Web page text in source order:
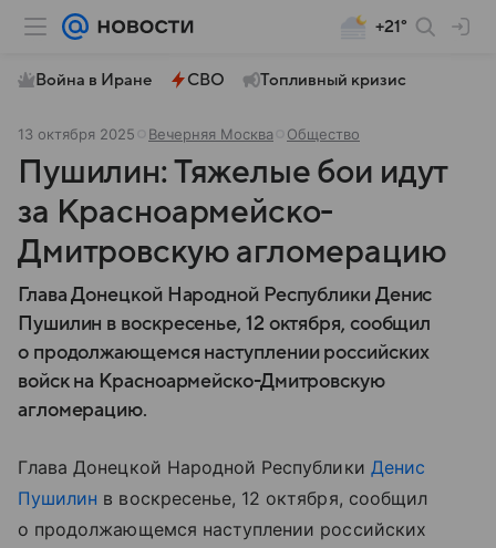
+21°
Война в Иране СВО Топливный кризис
13 октября 2025 Вечерняя Москва Общество
Пушилин: Тяжелые бои идут
за Красноармейско-
Дмитровскую агломерацию
Глава Донецкой Народной Республики Денис
Пушилин в воскресенье, 12 октября, сообщил
о продолжающемся наступлении российских
войск на Красноармейско-Дмитровскую
агломерацию.
Глава Донецкой Народной Республики Денис
Пушилин в воскресенье, 12 октября, сообщил
о продолжающемся наступлении российских